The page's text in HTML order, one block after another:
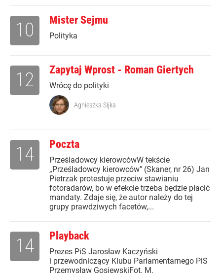
Mister Sejmu
Polityka
10
Zapytaj Wprost - Roman Giertych
Wrócę do polityki
12
Agnieszka Sijka
Poczta
Prześladowcy kierowcówW tekście
„Prześladowcy kierowców" (Skaner, nr 26) Jan
Pietrzak protestuje przeciw stawianiu
fotoradarów, bo w efekcie trzeba będzie płacić
mandaty. Zdaje się, że autor należy do tej
grupy prawdziwych facetów,...
14
Playback
Prezes PiS Jarosław Kaczyński
i przewodniczący Klubu Parlamentarnego PiS
Przemysław GosiewskiFot. M.
14